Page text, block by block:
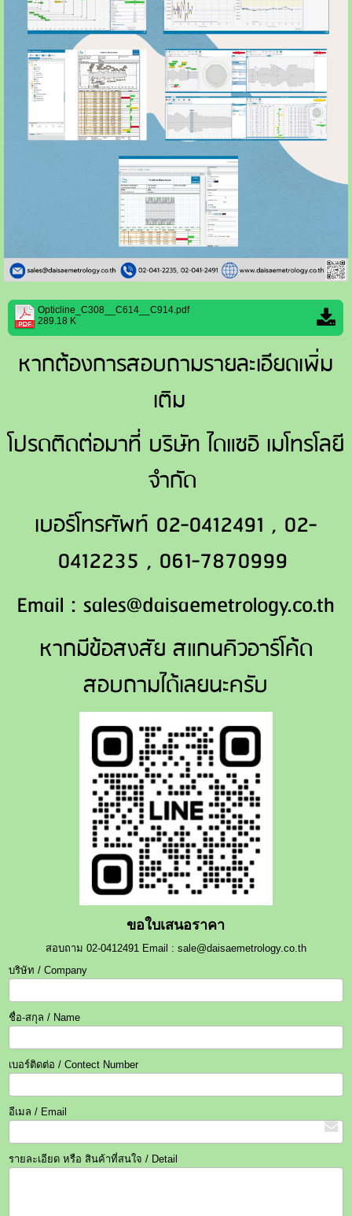
Opticline_C308__C614__C914.pdf
289.18 K
หากต้องการสอบถามรายละเอียดเพิ่ม
เติม
โปรดติดต่อมาที่ บริษัท ไดแซอิ เมโทรโลยี
จำกัด
เบอร์โทรศัพท์ 02-0412491 , 02-
0412235 , 061-7870999
Email : sales@daisaemetrology.co.th
หากมีข้อสงสัย สแกนคิวอาร์โค้ด
สอบถามได้เลยนะครับ
ขอใบเสนอราคา
สอบถาม 02-0412491 Email : sale@daisaemetrology.co.th
บริษัท / Company
ชื่อ-สกุล / Name
เบอร์ติดต่อ / Contect Number
อีเมล / Email
รายละเอียด หรือ สินค้าที่สนใจ / Detail